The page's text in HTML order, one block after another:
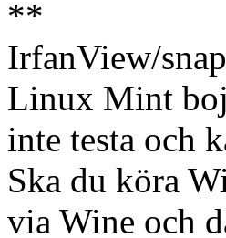
**
IrfanView/
Linux Mint
inte testa och
Ska du köra
via Wine och